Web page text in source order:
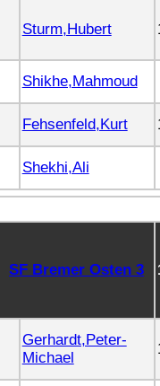
Sturm,Hubert
Shikhe,Mahmoud
Fehsenfeld,Kurt
Shekhi,Ali
SF Bremer Osten 3
Gerhardt,Peter-
Michael